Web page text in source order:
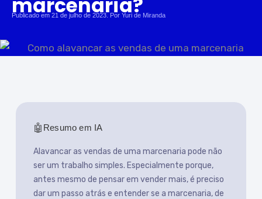
marcenaria?
Publicado em 21 de julho de 2023 . Por Yuri de Miranda
Resumo em IA
Alavancar as vendas de uma marcenaria pode não
ser um trabalho simples. Especialmente porque,
antes mesmo de pensar em vender mais, é preciso
dar um passo atrás e entender se a marcenaria, de